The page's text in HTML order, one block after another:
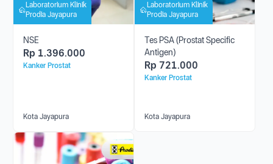
Laboratorium Klinik
Prodia Jayapura
NSE
Rp 1.396.000
Kanker Prostat
Kota Jayapura
Laboratorium Klinik
Prodia Jayapura
Tes PSA (Prostat Specific
Antigen)
Rp 721.000
Kanker Prostat
Kota Jayapura